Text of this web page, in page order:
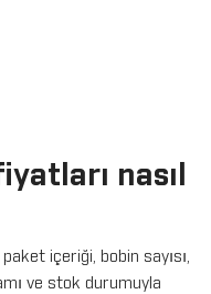
nasıl
içeriği, bobin sayısı,
ve stok durumuyla